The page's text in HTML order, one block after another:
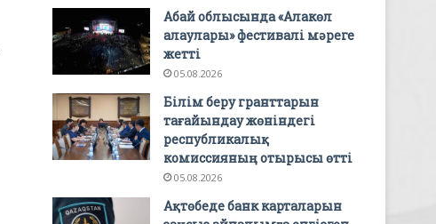
Абай облысында «Алакөл
алаулары» фестивалі мәреге
жетті
05.08.2026
Білім беру гранттарын
тағайындау жөніндегі
республикалық
комиссияның отырысы өтті
05.08.2026
Ақтөбеде банк карталарын